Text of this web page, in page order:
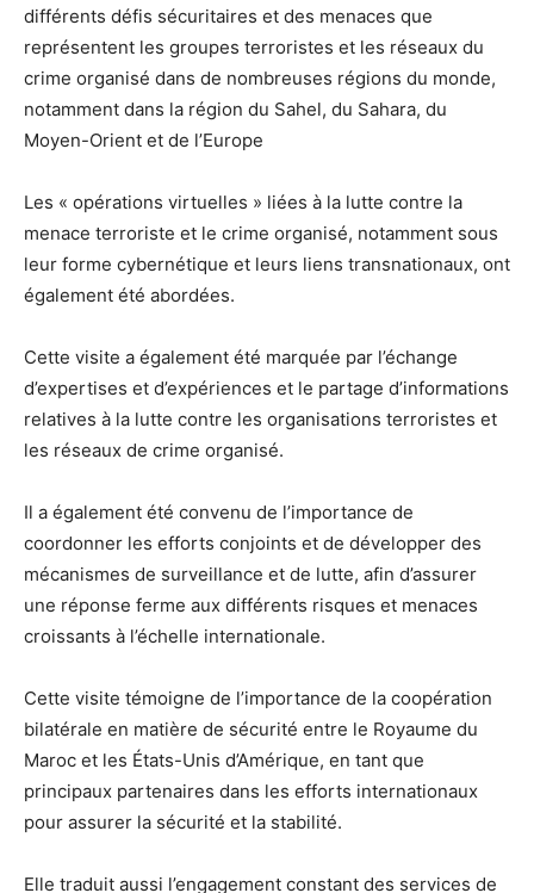
différents défis sécuritaires et des menaces que
représentent les groupes terroristes et les réseaux du
crime organisé dans de nombreuses régions du monde,
notamment dans la région du Sahel, du Sahara, du
Moyen-Orient et de l’Europe
Les « opérations virtuelles » liées à la lutte contre la
menace terroriste et le crime organisé, notamment sous
leur forme cybernétique et leurs liens transnationaux, ont
également été abordées.
Cette visite a également été marquée par l’échange
d’expertises et d’expériences et le partage d’informations
relatives à la lutte contre les organisations terroristes et
les réseaux de crime organisé.
Il a également été convenu de l’importance de
coordonner les efforts conjoints et de développer des
mécanismes de surveillance et de lutte, afin d’assurer
une réponse ferme aux différents risques et menaces
croissants à l’échelle internationale.
Cette visite témoigne de l’importance de la coopération
bilatérale en matière de sécurité entre le Royaume du
Maroc et les États-Unis d’Amérique, en tant que
principaux partenaires dans les efforts internationaux
pour assurer la sécurité et la stabilité.
Elle traduit aussi l’engagement constant des services de